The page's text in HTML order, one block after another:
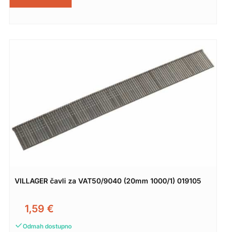
VILLAGER čavli za VAT50/9040 (20mm 1000/1) 019105
1,59 €
Odmah dostupno